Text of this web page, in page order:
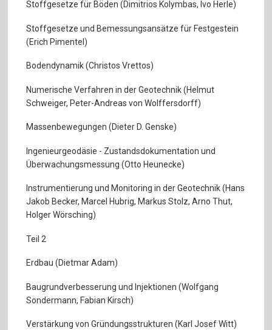
Stoffgesetze für Böden (Dimitrios Kolymbas, Ivo Herle)
Stoffgesetze und Bemessungsansätze für Festgestein
(Erich Pimentel)
Bodendynamik (Christos Vrettos)
Numerische Verfahren in der Geotechnik (Helmut
Schweiger, Peter-Andreas von Wolffersdorff)
Massenbewegungen (Dieter D. Genske)
Ingenieurgeodäsie - Zustandsdokumentation und
Überwachungsmessung (Otto Heunecke)
Instrumentierung und Monitoring in der Geotechnik (Hans
Jakob Becker, Marcel Hubrig, Markus Stolz, Arno Thut,
Holger Wörsching)
Teil 2
Erdbau (Dietmar Adam)
Baugrundverbesserung und Injektionen (Wolfgang
Sondermann, Fabian Kirsch)
Verstärkung von Gründungsstrukturen (Karl Josef Witt)